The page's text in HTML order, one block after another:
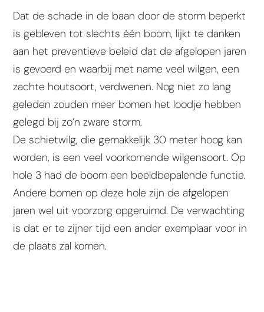
Dat de schade in de baan door de storm beperkt
is gebleven tot slechts één boom, lijkt te danken
aan het preventieve beleid dat de afgelopen jaren
is gevoerd en waarbij met name veel wilgen, een
zachte houtsoort, verdwenen. Nog niet zo lang
geleden zouden meer bomen het loodje hebben
gelegd bij zo’n zware storm.
De schietwilg, die gemakkelijk 30 meter hoog kan
worden, is een veel voorkomende wilgensoort. Op
hole 3 had de boom een beeldbepalende functie.
Andere bomen op deze hole zijn de afgelopen
jaren wel uit voorzorg opgeruimd. De verwachting
is dat er te zijner tijd een ander exemplaar voor in
de plaats zal komen.